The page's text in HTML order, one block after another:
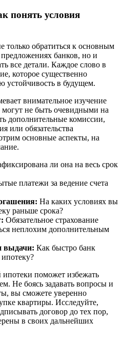
понять условия
обратиться к основным
банков, но и
все детали. Каждое слово в
которое существенно
устойчивость в будущем.
внимательное изучение
не быть очевидными на
дополнительные комиссии,
или обязательства
основные аспекты, на
ли она на весь срок
платежи за ведение счета
На каких условиях вы
раньше срока?
Обязательное страхование
неплохим дополнительным
выдачи: Как быстро банк
ипотеку?
поможет избежать
Не боясь задавать вопросы и
вы сможете уверенно
квартиры. Исследуйте,
договор до тех пор,
в своих дальнейших